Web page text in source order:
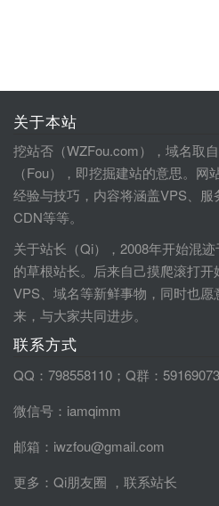
关于本站
挖站否（WZFou.com），域名取
（Fou），即挖掘建站的意思。网
经验与技巧，内容将涵盖VPS、服
CDN等等。
关于站长（Qi），2008年开始混
的草根站长。后来自己摸爬滚打开
VPS、域名等新鲜事物，同时也
来，与大家共同进步。
联系方式
QQ：798558110；Q群：
微信号：iamqimm
邮箱：iwzfou@gmail.com
更多： Qi朋友圈 ， 联系站长